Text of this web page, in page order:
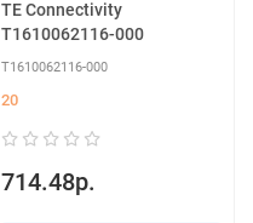
TE Connectivity
T1610062116-000
T1610062116-000
20
714.48р.